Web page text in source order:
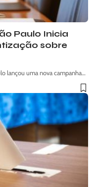
Paulo Inicia
sobre
lançou uma nova campanha…